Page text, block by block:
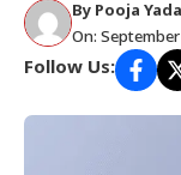
By Pooja
On:
Follow Us: